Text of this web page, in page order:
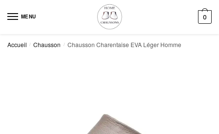
MENU 0
Accueil / Chausson / Chausson Charentaise EVA Léger Homme